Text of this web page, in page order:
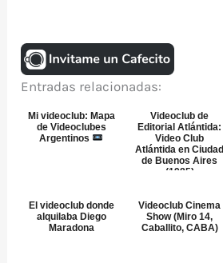
Entradas relacionadas:
Mi videoclub: Mapa
de Videoclubes
Argentinos
Videoclub de
Editorial Atlántida:
Video Club
Atlántida en Ciudad
de Buenos Aires
(1985)
El videoclub donde
alquilaba Diego
Maradona
Videoclub Cinema
Show (Miro 14,
Caballito, CABA)